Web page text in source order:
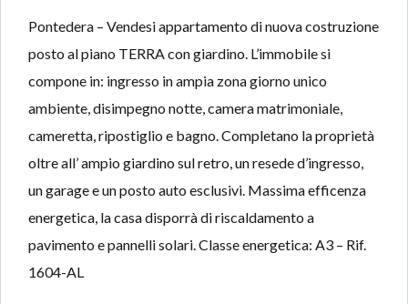
Pontedera – Vendesi appartamento di nuova costruzione
posto al piano TERRA con giardino. L’immobile si
compone in: ingresso in ampia zona giorno unico
ambiente, disimpegno notte, camera matrimoniale,
cameretta, ripostiglio e bagno. Completano la proprietà
oltre all’ ampio giardino sul retro, un resede d’ingresso,
un garage e un posto auto esclusivi. Massima efficenza
energetica, la casa disporrà di riscaldamento a
pavimento e pannelli solari. Classe energetica: A3 – Rif.
1604-AL